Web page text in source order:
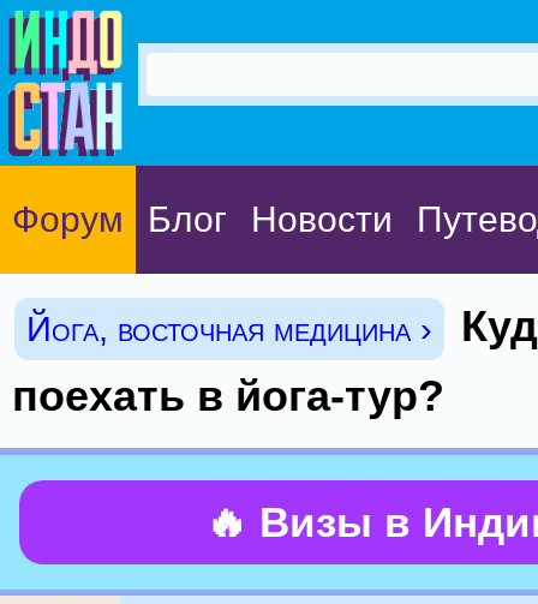
Форум Блог Новости
Йога, восточная медицина ›
поехать в йога-тур?
🔥 Визы в